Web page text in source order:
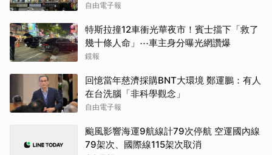
自由電子報
特斯拉撞12車衝光華夜市！賓士擋下「救了
幾十條人命」⋯車主身分曝光網讚爆
鏡報
回憶當年慈濟採購BNT大環境 鄭運鵬：有人
在台洗腦「非科學觀念」
自由電子報
颱風影響海運9航線計79次停航 空運國內線
79架次、國際線115架次取消